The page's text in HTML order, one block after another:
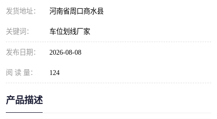
发货地址： 河南省周口商水县
关键词： 车位划线厂家
发布日期： 2026-08-08
阅 读 量： 124
产品描述